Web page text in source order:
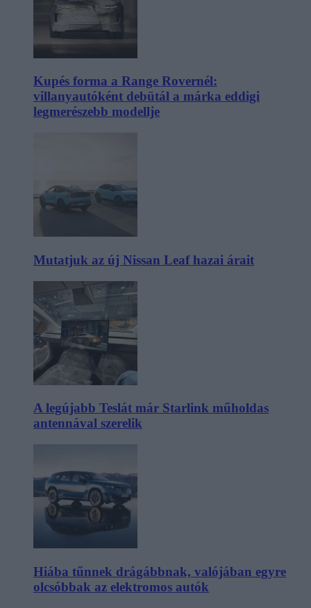
Kupés forma a Range Rovernél:
villanyautóként debütál a márka eddigi
legmerészebb modellje
Mutatjuk az új Nissan Leaf hazai árait
A legújabb Teslát már Starlink műholdas
antennával szerelik
Hiába tűnnek drágábbnak, valójában egyre
olcsóbbak az elektromos autók